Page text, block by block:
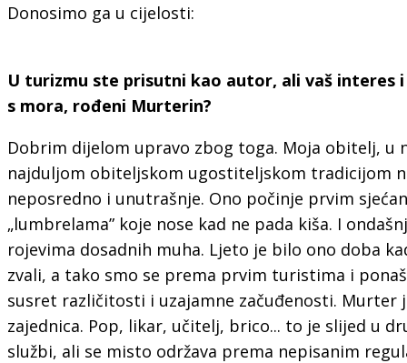
Donosimo ga u cijelosti:
U turizmu ste prisutni kao autor, ali vaš interes
s mora, rođeni Murterin?
Dobrim dijelom upravo zbog toga. Moja obitelj, u
najduljom obiteljskom ugostiteljskom tradicijom
neposredno i unutrašnje. Ono počinje prvim
„lumbrelama” koje nose kad ne pada kiša. I
rojevima dosadnih muha. Ljeto je bilo ono doba
zvali, a tako smo se prema prvim turistima i
susret različitosti i uzajamne začuđenosti.
zajednica. Pop, likar, učitelj, brico... to je slijed u
službi, ali se misto održava prema nepisanim